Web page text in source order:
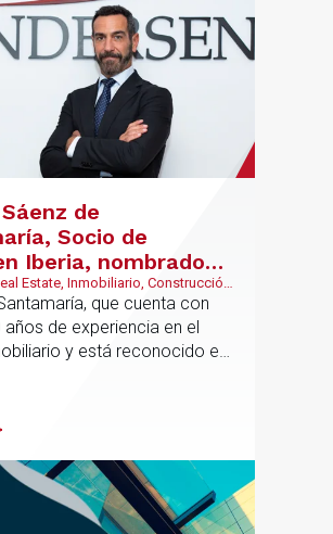
de
Socio de
Iberia, nombrado
europeo de
de Andersen
Estate, Inmobiliario, Construcción
Urbanismo
que cuenta con
de experiencia en el
y está reconocido en
EU Real Estate Industry